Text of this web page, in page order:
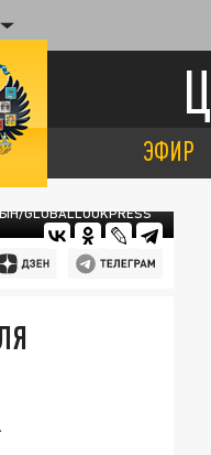
ЭФИР
GLOBALLOOKPRESS